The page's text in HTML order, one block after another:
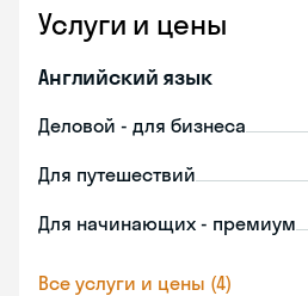
Услуги и цены
Английский язык
Деловой - для бизнеса
Для путешествий
Для начинающих - премиум
Все услуги и цены (4)